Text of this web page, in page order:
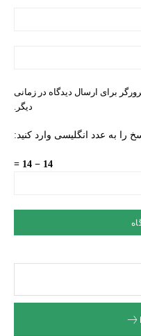
برای ارسال دیدگاه در زمانی
دیگر.
را به عدد انگلیسی وارد کنید:
14 − 14 =